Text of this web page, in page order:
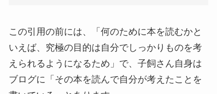
この引用の前には、「何のために本を読むかと
いえば、究極の目的は自分でしっかりものを考
えられるようになるため」で、子飼さん自身は
ブログに「その本を読んで自分が考えたことを